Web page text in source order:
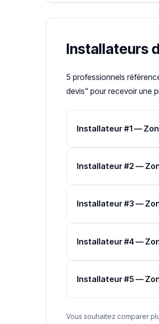
Installateurs
5 professionnels
devis" pour recevoir une
Installateur #1 —
Installateur #2 —
Installateur #3 —
Installateur #4 —
Installateur #5 —
Vous souhaitez comparer